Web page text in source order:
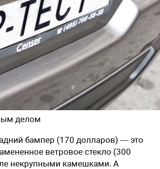
делом
бампер (170 долларов) — это
ветровое стекло (300
некрупными камешками. А